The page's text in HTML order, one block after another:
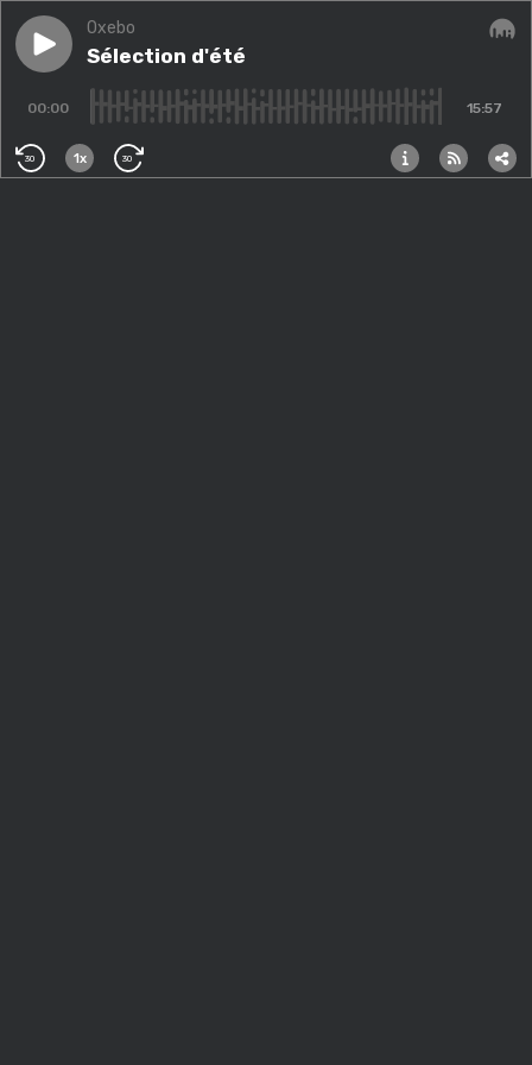
Play episodeSélection d'été
Oxebo
Sélection d'été
00:00 15:57
30 1x 30